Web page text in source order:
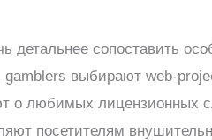
детальнее сопоставить
gamblers выбирают web-
о любимых лицензионных
посетителям